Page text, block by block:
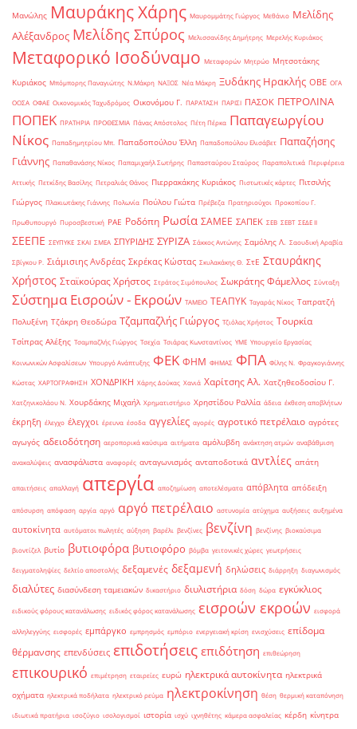
Μανώλης Μαυράκης Χάρης Μαυρομμάτης Γιώργος Μεθάνιο Μελίδης
Αλέξανδρος Μελίδης Σπύρος Μελισσανίδης Δημήτρης Μερελής Κυριάκος
Μεταφορικό Ισοδύναμο Μεταφορών Μητρώο Μητσοτάκης
Κυριάκος Μπόμπορης Παναγιώτης Ν.Μάκρη ΝΑΞΟΣ Νέα Μάκρη Ξυδάκης Ηρακλής ΟΒΕ ΟΓΑ
ΟΟΣΑ ΟΦΑΕ Οικονομικός Ταχυδρόμος Οικονόμου Γ. ΠΑΡΑΤΑΣΗ ΠΑΡΙΣΙ ΠΑΣΟΚ ΠΕΤΡΟΛΙΝΑ
ΠΟΠΕΚ ΠΡΑΤΗΡΙΑ ΠΡΟΘΕΣΜΙΑ Πάνας Απόστολος Πέτη Πέρκα Παπαγεωργίου
Νίκος Παπαδημητρίου Μπ. Παπαδοπούλου Έλλη Παπαδοπούλου Ελισάβετ Παπαζήσης
Γιάννης Παπαθανάσης Νίκος Παπαμιχαήλ Σωτήρης Παπασταύρου Σταύρος Παραπολιτικά Περιφέρεια
Αττικής Πετκίδης Βασίλης Πετραλιάς Θάνος Πιερρακάκης Κυριάκος Πιστωτικές κάρτες Πιτσιλής
Γιώργος Πλακιωτάκης Γιάννης Πολωνία Πούλου Γιώτα Πρέβεζα Πρατηριούχοι Προκοπίου Γ.
Πρωθυπουργό Πυροσβεστική ΡΑΕ Ροδόπη Ρωσία ΣΑΜΕΕ ΣΑΠΕΚ ΣΕΒ ΣΕΒΤ ΣΕΔΕ ΙΙ
ΣΕΕΠΕ ΣΕΥΠΥΚΕ ΣΚΑΙ ΣΜΕΑ ΣΠΥΡΙΔΗΣ ΣΥΡΙΖΑ Σάκκος Αντώνης Σαμόλης Λ. Σαουδική Αραβία
Σβίγκου Ρ. Σιάμισιης Ανδρέας Σκρέκας Κώστας Σκυλακάκης Θ. ΣτΕ Σταυράκης
Χρήστος Σταϊκούρας Χρήστος Στράτος Σιμόπουλος Σωκράτης Φάμελλος Σύνταξη
Σύστημα Εισροών - Εκροών ΤΑΜΕΙΟ ΤΕΑΠΥΚ Ταγαράς Νίκος Ταπρατζή
Πολυξένη Τζάκρη Θεοδώρα Τζαμπαζλής Γιώργος Τζιόλας Χρήστος Τουρκία
Τσίπρας Αλέξης Τσαμπαζλής Γιώργος Τσεχία Τσιάρας Κωνσταντίνος ΥΜΕ Υπουργείο Εργασίας
Κοινωνικών Ασφαλίσεων Υπουργό Ανάπτυξης ΦΕΚ ΦΗΜ ΦΗΜΑΣ ΦΠΑ Φίλης Ν. Φραγκογιάννης
Κώστας ΧΑΡΤΟΓΡΑΦΗΣΗ ΧΟΝΔΡΙΚΗ Χάρης Δούκας Χανιά Χαρίτσης Αλ. Χατζηθεοδοσίου Γ.
Χατζηνικολάου Ν. Χουρδάκης Μιχαήλ Χρηματιστήριο Χρηστίδου Ραλλία άδεια έκθεση αποβλήτων
έκρηξη έλεγχο έλεγχοι έρευνα έσοδα αγγελίες αγορές αγροτικό πετρέλαιο αγρότες
αγωγός αδειοδότηση αεροπορικά καύσιμα αιτήματα αμόλυβδη ανάκτηση ατμών αναβάθμιση
ανακαλύψεις ανασφάλιστα αναφορές ανταγωνισμός ανταποδοτικά αντλίες απάτη
απαιτήσεις απαλλαγή απεργία αποζημίωση αποτελέσματα απόβλητα απόδειξη
απόσυρση απόφαση αργία αργό αργό πετρέλαιο αστυνομία ατύχημα αυξήσεις αυξημένα
αυτοκίνητα αυτόματοι πωλητές αύξηση βαρέλι βενζίνες βενζίνη βενζίνης βιοκαύσιμα
βιοντίζελ βυτίο βυτιοφόρα βυτιοφόρο βόμβα γειτονικές χώρες γεωτρήσεις
δειγματοληψίες δελτίο αποστολής δεξαμενές δεξαμενή δηλώσεις διάρρηξη διαγωνισμός
διαλύτες διασύνδεση ταμειακών δικαστήριο διυλιστήρια δόση δώρα εγκύκλιος
ειδικούς φόρους κατανάλωσης ειδικός φόρος κατανάλωσης εισροών εκροών εισφορά
αλληλεγγύης εισφορές εμπάργκο εμπρησμός εμπόριο ενεργειακή κρίση ενισχύσεις επίδομα
θέρμανσης επενδύσεις επιδοτήσεις επιδότηση επιθεώρηση
επικουρικό επιμέτρηση εταιρείες ευρώ ηλεκτρικά αυτοκίνητα ηλεκτρικά
οχήματα ηλεκτρικά ποδήλατα ηλεκτρικό ρεύμα ηλεκτροκίνηση θέση θερμική καταπόνηση
ιδιωτικά πρατήρια ισοζύγιο ισολογισμοί ιστορία ισχύ ιχνηθέτης κάμερα ασφαλείας κέρδη κίνητρα